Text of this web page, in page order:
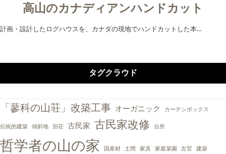
高山のカナディアンハンドカット
計画・設計したログハウスを、カナダの現地でハンドカットした本…
タグクラウド
「蓼科の山荘」改築工事 オーガニック カーテンボックス
伝統的建築 傾斜地 別荘 古民家 古民家改修 台所
哲学者の山の家 国産材 土間 家具 家庭菜園 左官 建築